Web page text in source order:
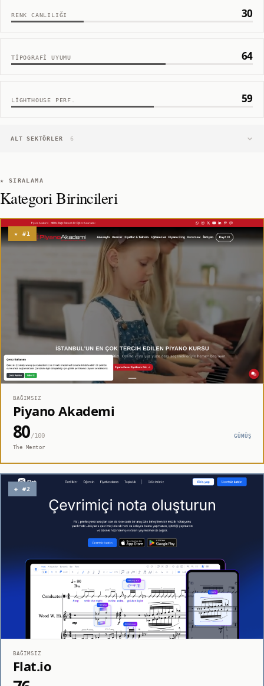
RENK CANLILIĞI 30
TIPOGRAFI UYUMU 64
LIGHTHOUSE PERF. 59
ALT SEKTÖRLER 6
★ SIRALAMA
Kategori Birincileri
★ #1
BAĞIMSIZ
Piyano Akademi
80/100
GÜMÜŞ
The Mentor
◈ #2
BAĞIMSIZ
Flat.io